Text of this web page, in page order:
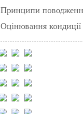
Принципи
Оцінювання